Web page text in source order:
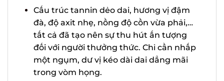
và rất quyến rũ.
Cấu trúc tannin dẻo dai, hương vị đậm
đà, độ axit nhẹ, nồng độ cồn vừa phải,…
tất cả đã tạo nên sự thu hút ấn tượng
đối với người thưởng thức. Chỉ cần